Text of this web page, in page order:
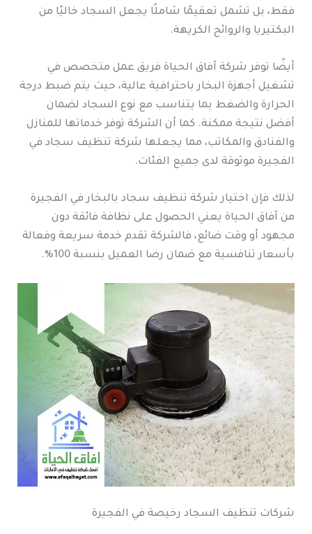
فقط، بل تشمل تعقيمًا شاملًا يجعل السجاد خاليًا من
البكتيريا والروائح الكريهة.
أيضًا توفر شركة آفاق الحياة فريق عمل متخصص في
تشغيل أجهزة البخار باحترافية عالية، حيث يتم ضبط درجة
الحرارة والضغط بما يتناسب مع نوع السجاد لضمان
أفضل نتيجة ممكنة. كما أن الشركة توفر خدماتها للمنازل
والفنادق والمكاتب، مما يجعلها شركة تنظيف سجاد في
الفجيرة موثوقة لدى جميع الفئات.
لذلك فإن اختيار شركة تنظيف سجاد بالبخار في الفجيرة
من آفاق الحياة يعني الحصول على نظافة فائقة دون
مجهود أو وقت ضائع، فالشركة تقدم خدمة سريعة وفعالة
بأسعار تنافسية مع ضمان رضا العميل بنسبة 100%.
شركات تنظيف السجاد رخيصة في الفجيرة